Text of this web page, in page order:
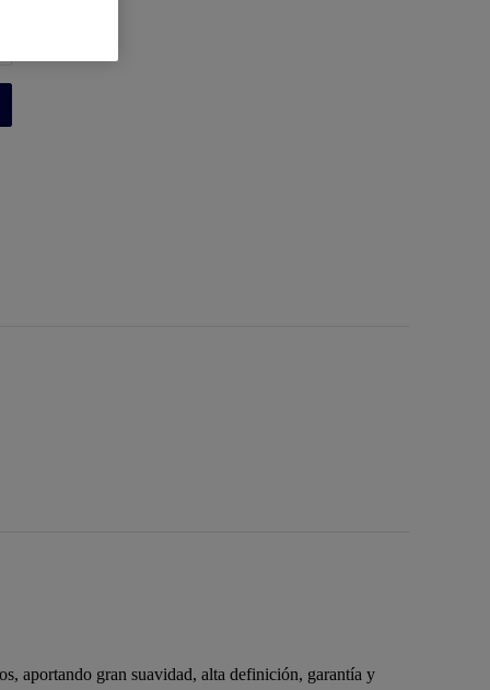
aportando gran suavidad, alta definición, garantía y